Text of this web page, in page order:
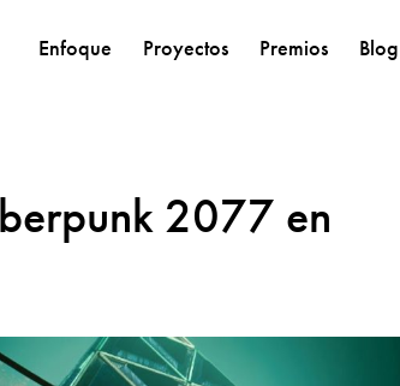
Enfoque Proyectos Premios Blog
2077 en